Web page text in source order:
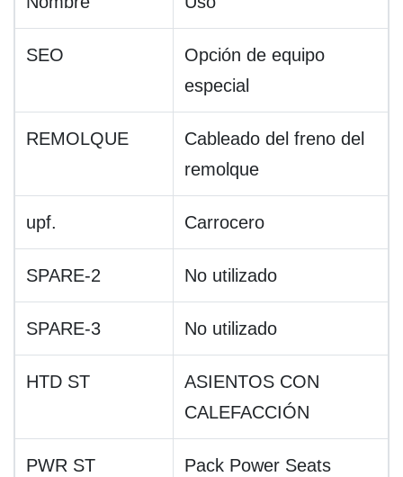
SEO
Opción de equipo
especial
REMOLQUE
Cableado del freno del
remolque
upf. Carrocero
SPARE-2 No utilizado
SPARE-3 No utilizado
HTD ST
ASIENTOS CON
CALEFACCIÓN
PWR ST Pack Power Seats